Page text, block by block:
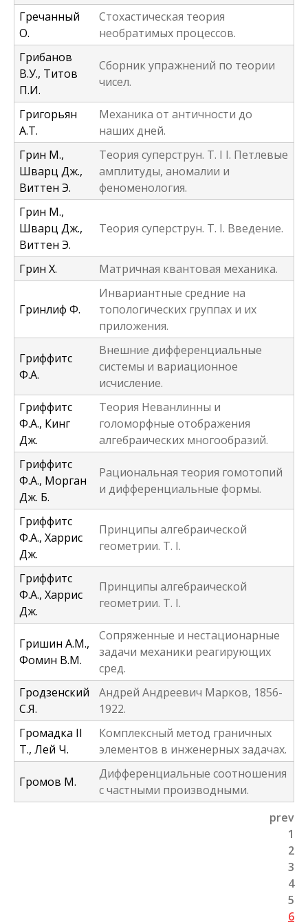
Гречанный
О.
Стохастическая теория
необратимых процессов.
Грибанов
В.У., Титов
П.И.
Сборник упражнений по теории
чисел.
Григорьян
А.Т.
Механика от античности до
наших дней.
Грин М.,
Шварц Дж.,
Виттен Э.
Теория суперструн. Т. I I. Петлевые
амплитуды, аномалии и
феноменология.
Грин М.,
Шварц Дж.,
Виттен Э.
Теория суперструн. Т. I. Введение.
Грин Х. Матричная квантовая механика.
Гринлиф Ф.
Инвариантные средние на
топологических группах и их
приложения.
Гриффитс
Ф.А.
Внешние дифференциальные
системы и вариационное
исчисление.
Гриффитс
Ф.А., Кинг
Дж.
Теория Неванлинны и
голоморфные отображения
алгебраических многообразий.
Гриффитс
Ф.А., Морган
Дж. Б.
Рациональная теория гомотопий
и дифференциальные формы.
Гриффитс
Ф.А., Харрис
Дж.
Принципы алгебраической
геометрии. Т. I.
Гриффитс
Ф.А., Харрис
Дж.
Принципы алгебраической
геометрии. Т. I.
Гришин А.М.,
Фомин В.М.
Сопряженные и нестационарные
задачи механики реагирующих
сред.
Гродзенский
С.Я.
Андрей Андреевич Марков, 1856-
1922.
Громадка II
Т., Лей Ч.
Комплексный метод граничных
элементов в инженерных задачах.
Громов М.
Дифференциальные соотношения
с частными производными.
prev
1
2
3
4
5
6